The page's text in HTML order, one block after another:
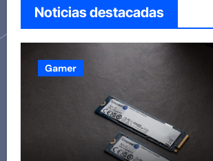
Noticias destacadas
Gamer